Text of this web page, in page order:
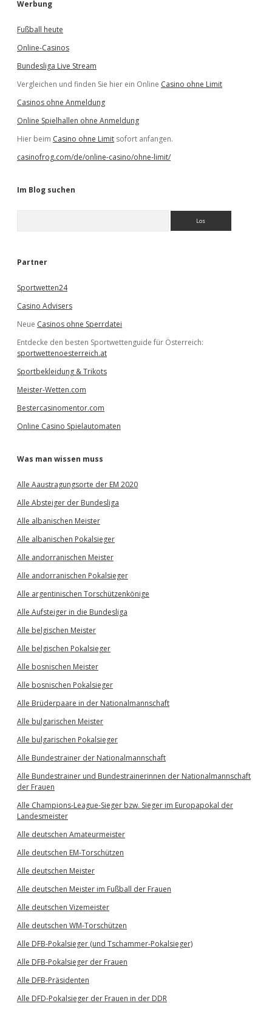
Werbung
Fußball heute
Online-Casinos
Bundesliga Live Stream
Vergleichen und finden Sie hier ein Online Casino ohne Limit
Casinos ohne Anmeldung
Online Spielhallen ohne Anmeldung
Hier beim Casino ohne Limit sofort anfangen.
casinofrog.com/de/online-casino/ohne-limit/
Im Blog suchen
e
Partner
Sportwetten24
Casino Advisers
Neue Casinos ohne Sperrdatei
Entdecke den besten Sportwettenguide für Österreich:
sportwettenoesterreich.at
Sportbekleidung & Trikots
Meister-Wetten.com
Bestercasinomentor.com
Online Casino Spielautomaten
Was man wissen muss
Alle Aaustragungsorte der EM 2020
Alle Absteiger der Bundesliga
Alle albanischen Meister
Alle albanischen Pokalsieger
Alle andorranischen Meister
Alle andorranischen Pokalsieger
Alle argentinischen Torschützenkönige
Alle Aufsteiger in die Bundesliga
Alle belgischen Meister
Alle belgischen Pokalsieger
Alle bosnischen Meister
Alle bosnischen Pokalsieger
Alle Brüderpaare in der Nationalmannschaft
Alle bulgarischen Meister
Alle bulgarischen Pokalsieger
Alle Bundestrainer der Nationalmannschaft
Alle Bundestrainer und Bundestrainerinnen der Nationalmannschaft
der Frauen
Alle Champions-League-Sieger bzw. Sieger im Europapokal der
Landesmeister
Alle deutschen Amateurmeister
Alle deutschen EM-Torschützen
Alle deutschen Meister
Alle deutschen Meister im Fußball der Frauen
Alle deutschen Vizemeister
Alle deutschen WM-Torschützen
Alle DFB-Pokalsieger (und Tschammer-Pokalsieger)
Alle DFB-Pokalsieger der Frauen
Alle DFB-Präsidenten
Alle DFD-Pokalsieger der Frauen in der DDR